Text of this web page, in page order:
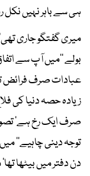
ہی سے باہر نہیں نکل
میری گفتگو جاری
بولے ’’میں آپ سے
عبادات صرف فرائض
زیادہ حصہ دنیا کی
صرف ایک رخ ہے‘
توجہ دینی چاہیے‘‘
دن دفتر میں بیٹھا